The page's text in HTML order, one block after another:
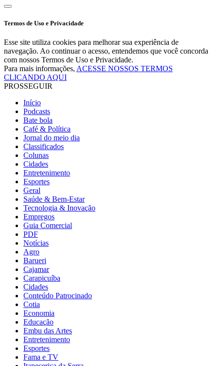
Termos de Uso e Privacidade
Esse site utiliza cookies para melhorar sua experiência de
navegação. Ao continuar o acesso, entendemos que você concorda
com nossos Termos de Uso e Privacidade.
Para mais informações, ACESSE NOSSOS TERMOS
CLICANDO AQUI
PROSSEGUIR
Início
Podcasts
Bate bola
Café & Política
Jornal do meio dia
Classificados
Colunas
Cidades
Entretenimento
Esportes
Geral
Saúde & Bem-Estar
Tecnologia & Inovação
Empregos
Guia Comercial
PDF
Notícias
Agro
Barueri
Cajamar
Carapicuíba
Cidades
Conteúdo Patrocinado
Cotia
Economia
Educação
Embu das Artes
Entretenimento
Esportes
Fama e TV